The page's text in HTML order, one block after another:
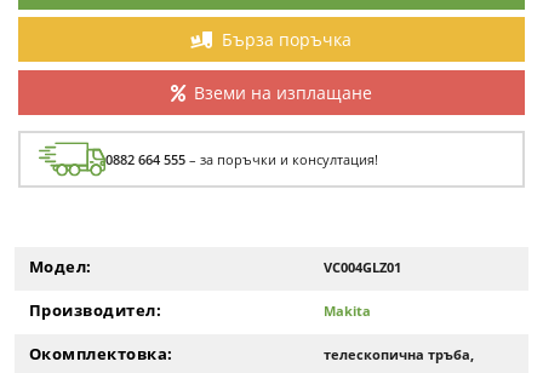
Бърза поръчка
Вземи на изплащане
0882 664 555 – за поръчки и консултация!
Модел: VC004GLZ01
Производител: Makita
Окомплектовка:
телескопична тръба,